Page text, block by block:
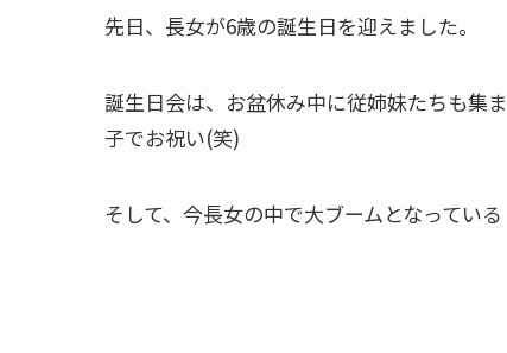
先日、長女が6歳の誕生日を迎えました。
誕生日会は、お盆休み中に従姉妹たちも集
子でお祝い(笑)
そして、今長女の中で大ブームとなってい